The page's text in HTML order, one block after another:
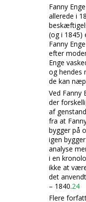
Fanny
allerede i
(og i 1845)
Fanny
efter
Enge
og hendes
de kan
Ved Fanny
der
af
fra at
bygger på
igen
analyse
i en
ikke at
det
– 1840.24
Flere